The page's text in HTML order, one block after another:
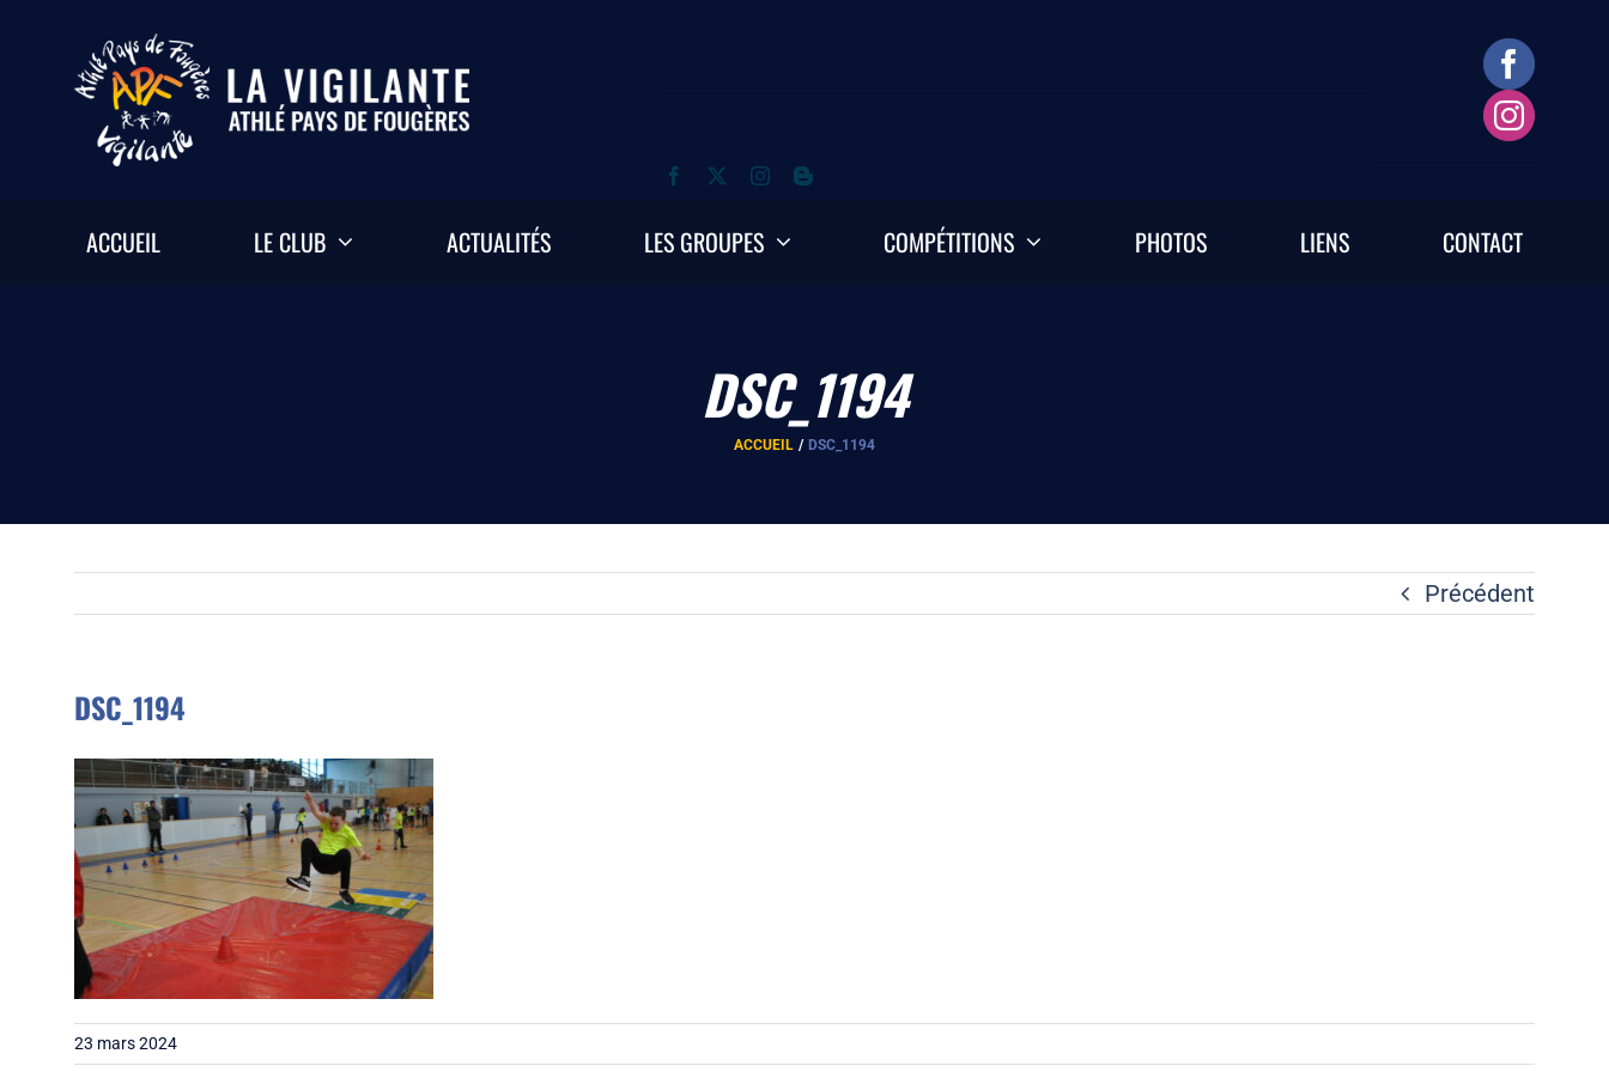
contenu
ACCUEIL LE CLUB ACTUALITÉS LES GROUPES COMPÉTITIONS PHOTOS LIENS CONTACT
DSC_1194
ACCUEIL DSC_1194
Précédent
DSC_1194
23 mars 2024